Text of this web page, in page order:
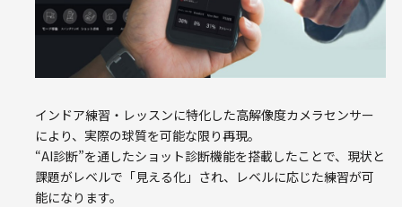
インドア練習・レッスンに特化した高解像度カメラセンサー
により、実際の球質を可能な限り再現。
“AI診断”を通したショット診断機能を搭載したことで、現状と
課題がレベルで「見える化」され、レベルに応じた練習が可
能になります。